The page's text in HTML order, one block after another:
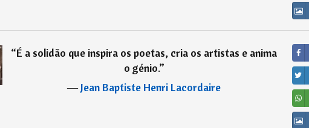
“É a solidão que inspira os poetas, cria os artistas e anima
o génio.”
―Jean Baptiste Henri Lacordaire